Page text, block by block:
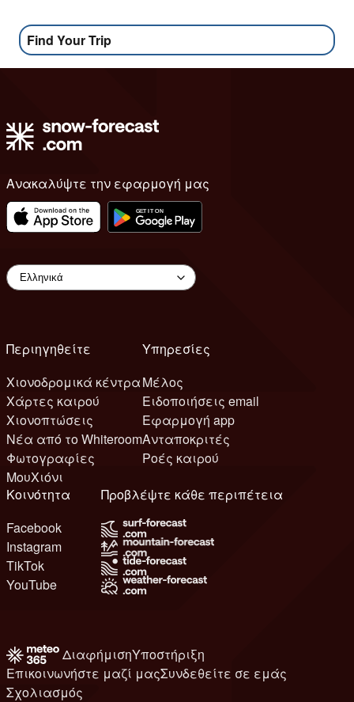
Find Your Trip
Ανακαλύψτε την εφαρμογή μας
Περιηγηθείτε
Χιονοδρομικά κέντρα
Χάρτες καιρού
Χιονοπτώσεις
Νέα από το Whiteroom
Φωτογραφίες
ΜουΧιόνι
Υπηρεσίες
Μέλος
Ειδοποιήσεις email
Εφαρμογή app
Ανταποκριτές
Ροές καιρού
Κοινότητα
Facebook
Instagram
TikTok
YouTube
Προβλέψτε κάθε περιπέτεια
ΔιαφήμισηΥποστήριξη
Επικοινωνήστε μαζί μαςΣυνδεθείτε σε εμάς
Σχολιασμός